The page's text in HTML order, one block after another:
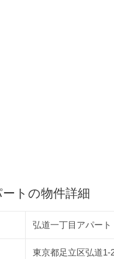
トの物件詳細
弘道一丁目アパート
東京都足立区弘道1-